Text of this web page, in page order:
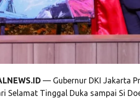
— Gubernur DKI Jakarta
Selamat Tinggal Duka sampai Si